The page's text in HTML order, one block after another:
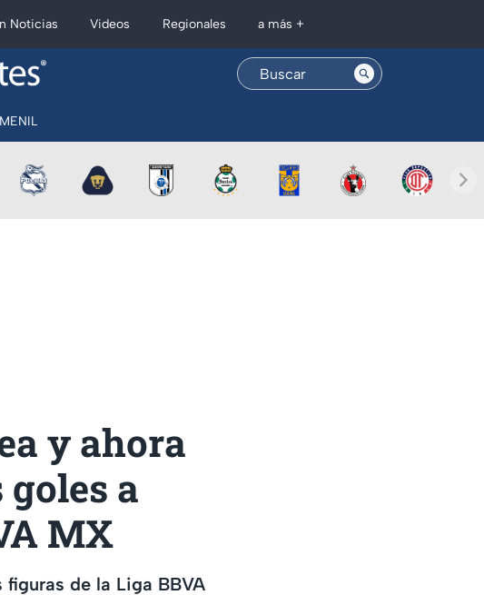
Noticias Videos Regionales a más +
y ahora
a
MX
de la Liga BBVA